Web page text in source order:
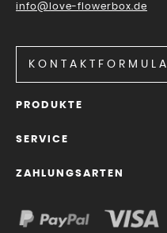
info@love-flowerbox.de
PRODUKTE
SERVICE
ZAHLUNGSARTEN